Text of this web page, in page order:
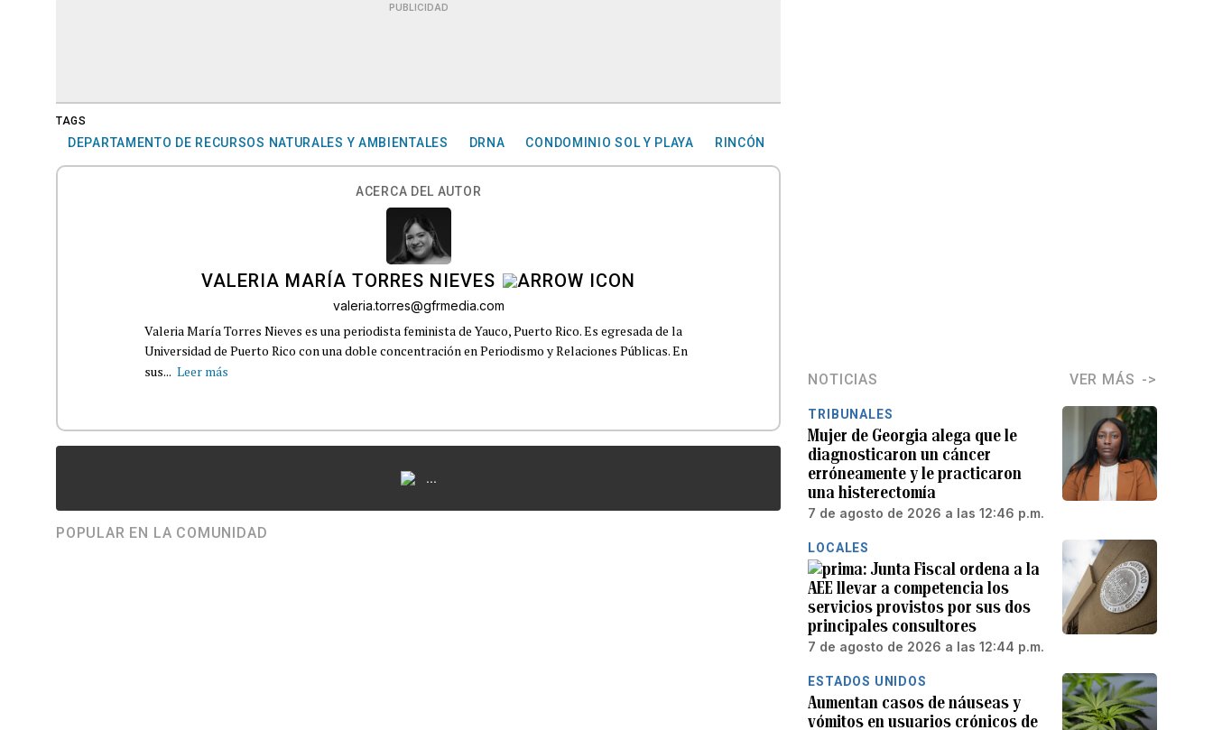
PUBLICIDAD
TAGS
DEPARTAMENTO DE RECURSOS NATURALES Y AMBIENTALES DRNA CONDOMINIO SOL Y PLAYA RINCÓN
ACERCA DEL AUTOR
VALERIA MARÍA TORRES NIEVES
valeria.torres@gfrmedia.com
Valeria María Torres Nieves es una periodista feminista de Yauco, Puerto Rico. Es egresada de la
Universidad de Puerto Rico con una doble concentración en Periodismo y Relaciones Públicas. En
sus... Leer más
...
POPULAR EN LA COMUNIDAD
NOTICIAS VER MÁS
TRIBUNALES
Mujer de Georgia alega que le
diagnosticaron un cáncer
erróneamente y le practicaron
una histerectomía
7 de agosto de 2026 a las 12:46 p.m.
LOCALES
Junta Fiscal ordena a la
AEE llevar a competencia los
servicios provistos por sus dos
principales consultores
7 de agosto de 2026 a las 12:44 p.m.
ESTADOS UNIDOS
Aumentan casos de náuseas y
vómitos en usuarios crónicos de